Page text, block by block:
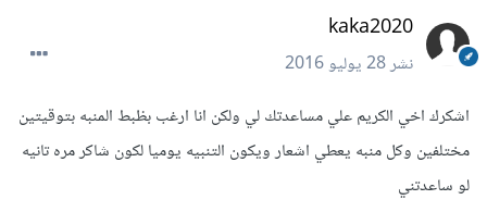
kaka2020
نشر28 يوليو 2016
اشكرك اخي الكريم علي مساعدتك لي ولكن انا ارغب بظبط المنبه بتوقيتين
مختلفين وكل منبه يعطي اشعار ويكون التنبيه يوميا لكون شاكر مره تانيه
لو ساعدتني